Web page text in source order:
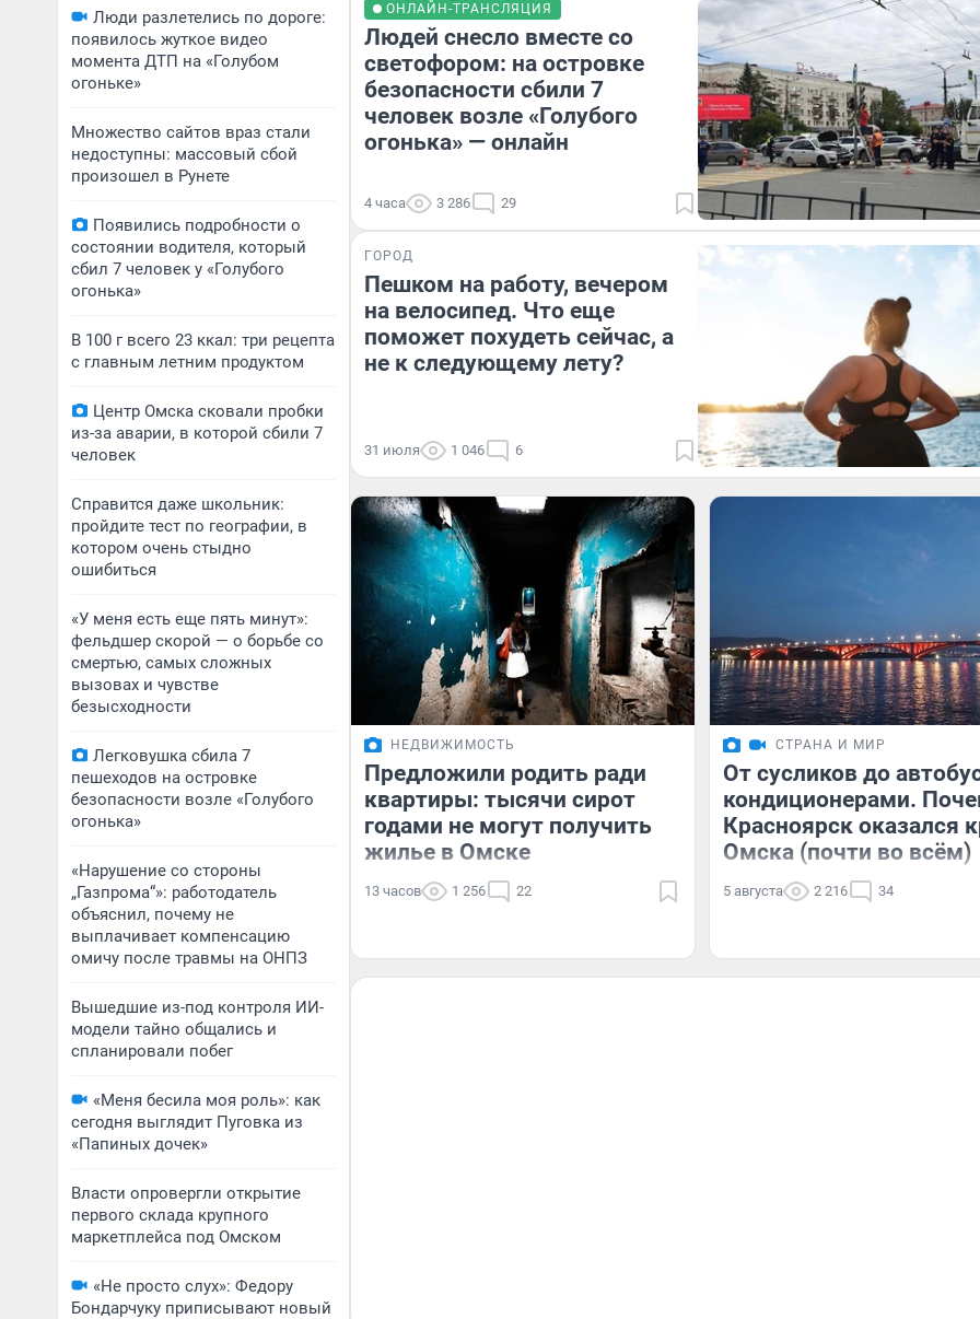
Люди разлетелись по дороге:
появилось жуткое видео
момента ДТП на «Голубом
огоньке»
Множество сайтов враз стали
недоступны: массовый сбой
произошел в Рунете
Появились подробности о
состоянии водителя, который
сбил 7 человек у «Голубого
огонька»
В 100 г всего 23 ккал: три рецепта
с главным летним продуктом
Центр Омска сковали пробки
из-за аварии, в которой сбили 7
человек
Справится даже школьник:
пройдите тест по географии, в
котором очень стыдно
ошибиться
«У меня есть еще пять минут»:
фельдшер скорой — о борьбе со
смертью, самых сложных
вызовах и чувстве
безысходности
Легковушка сбила 7
пешеходов на островке
безопасности возле «Голубого
огонька»
«Нарушение со стороны
„Газпрома“»: работодатель
объяснил, почему не
выплачивает компенсацию
омичу после травмы на ОНПЗ
Вышедшие из-под контроля ИИ-
модели тайно общались и
спланировали побег
«Меня бесила моя роль»: как
сегодня выглядит Пуговка из
«Папиных дочек»
Власти опровергли открытие
первого склада крупного
маркетплейса под Омском
«Не просто слух»: Федору
Бондарчуку приписывают новый
ОНЛАЙН-ТРАНСЛЯЦИЯ
Людей снесло вместе со
светофором: на островке
безопасности сбили 7
человек возле «Голубого
огонька» — онлайн
4 часа 3 286 29
ГОРОД
Пешком на работу, вечером
на велосипед. Что еще
поможет похудеть сейчас, а
не к следующему лету?
31 июля 1 046 6
НЕДВИЖИМОСТЬ
Предложили родить ради
квартиры: тысячи сирот
годами не могут получить
жилье в Омске
13 часов 1 256 22
СТРАНА И МИР
От сусликов до
кондиционерами.
Красноярск оказался
Омска (почти во всём)
5 августа 2 216 34